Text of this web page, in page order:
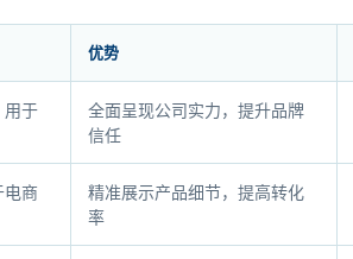
优势
用于
全面呈现公司实力，提升品牌
信任
电商
精准展示产品细节，提高转化
率